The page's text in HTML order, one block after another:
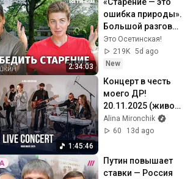
2:34:03
ошибка природы».
Большой разговор
с ученым из
Гарварда
Это Осетинская!
219K 5d ago
New
1:45:46
Концерт в честь
моего ДР!
20.11.2025 (живой
звук)
Alina Mironchik
60
13d ago
Путин повышает
ставки — Россия